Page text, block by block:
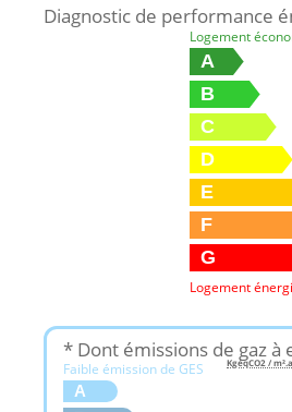
Diagnostic de performance
Logement
A
B
C
D
E
F
G
Logement
* Dont émissions de gaz à
Faible émission de GES
A
KgéqCO2 /